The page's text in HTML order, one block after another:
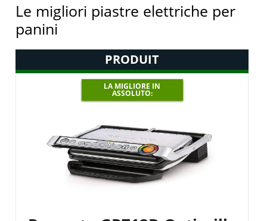
Le migliori piastre elettriche per
panini
PRODUIT
LA MIGLIORE IN
ASSOLUTO: